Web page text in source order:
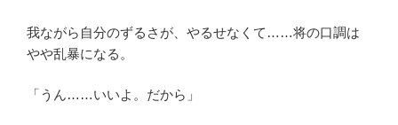
我ながら自分のずるさが、やるせなくて……将の口調は
やや乱暴になる。
「うん……いいよ。だから」